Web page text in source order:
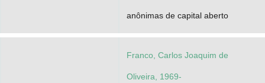
anônimas de capital aberto
Franco, Carlos Joaquim de
Oliveira, 1969-